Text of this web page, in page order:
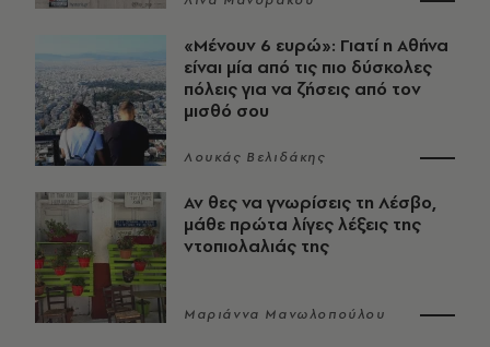
«Μένουν 6 ευρώ»: Γιατί η Αθήνα
είναι μία από τις πιο δύσκολες
πόλεις για να ζήσεις από τον
μισθό σου
Λουκάς Βελιδάκης
Αν θες να γνωρίσεις τη Λέσβο,
μάθε πρώτα λίγες λέξεις της
ντοπιολαλιάς της
Μαριάννα Μανωλοπούλου